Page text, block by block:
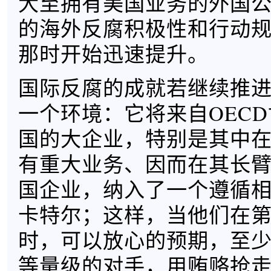
的海外反腐积极性和行动
那时开始迅速提升。
国际反腐的成就若继续推
一个环境：它将来自
国的大企业，特别是其中
有重大业务、因而在其长
国企业，纳入了一个遵循
卡特尔；这样，当他们在
时，可以放心的预期，至